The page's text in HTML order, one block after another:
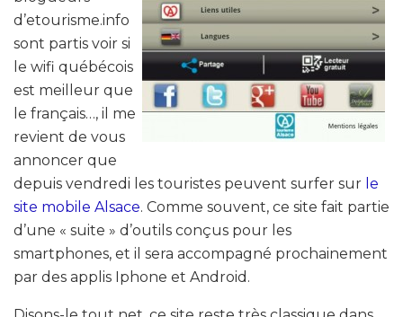
d’etourisme.info
sont partis voir si
le wifi québécois
est meilleur que
le français…, il me
revient de vous
annoncer que
depuis vendredi les touristes peuvent surfer sur le
site mobile Alsace. Comme souvent, ce site fait partie
d’une « suite » d’outils conçus pour les
smartphones, et il sera accompagné prochainement
par des applis Iphone et Android.